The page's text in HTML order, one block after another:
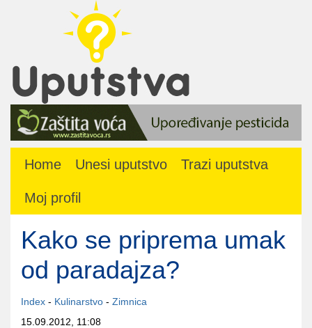
Home Unesi uputstvo Trazi uputstva
Moj profil
Kako se priprema umak
od paradajza?
Index - Kulinarstvo - Zimnica
15.09.2012, 11:08